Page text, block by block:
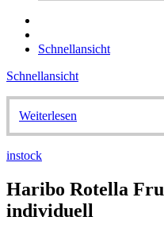
Schnellansicht
Schnellansicht
Weiterlesen
instock
Haribo Rotella
individuell